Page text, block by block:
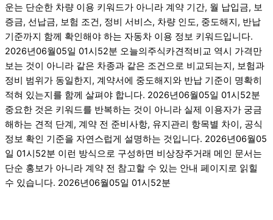
운는 단순한 차량 이용 키워드가 아니라 계약 기간, 월 납입금, 보
증금, 선납금, 보험 조건, 정비 서비스, 차량 인도, 중도해지, 반납
기준까지 함께 확인해야 하는 자동차 이용 정보 키워드입니다.
2026년06월05일 01시52분 오늘의주식카견적비교 역시 가격만
보는 것이 아니라 같은 차종과 같은 조건으로 비교되는지, 보험과
정비 범위가 동일한지, 계약서에 중도해지와 반납 기준이 명확히
적혀 있는지를 함께 살펴야 합니다. 2026년06월05일 01시52분
중요한 것은 키워드를 반복하는 것이 아니라 실제 이용자가 궁금
해하는 견적 단계, 계약 전 준비사항, 유지관리 항목별 차이, 공식
정보 확인 기준을 자연스럽게 설명하는 것입니다. 2026년06월05
일 01시52분 이런 방식으로 구성하면 비상장주거래 메인 문서는
단순 홍보가 아니라 계약 전 참고할 수 있는 안내 페이지로 읽힐
수 있습니다. 2026년06월05일 01시52분